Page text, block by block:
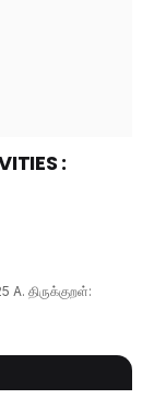
:
A. திருக்குறள்: